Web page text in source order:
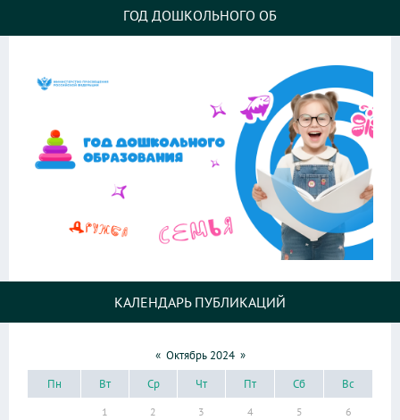
ГОД ДОШКОЛЬНОГО ОБ
КАЛЕНДАРЬ ПУБЛИКАЦИЙ
« Октябрь 2024 »
Пн
Вт Ср Чт Пт Сб Вс
1 2 3 4 5
6